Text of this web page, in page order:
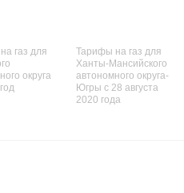
газ для
округа
Тарифы на газ для
Ханты-Мансийского
автономного округа-
Югры с 28 августа
2020 года